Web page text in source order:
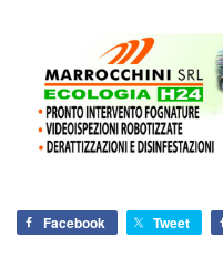
Facebook Tweet